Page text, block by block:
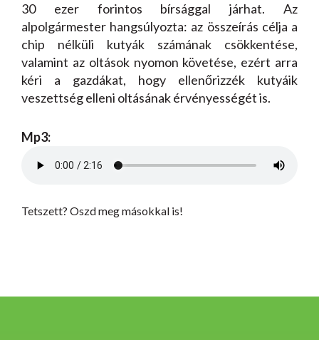
30 ezer forintos bírsággal járhat. Az
alpolgármester hangsúlyozta: az összeírás célja a
chip nélküli kutyák számának csökkentése,
valamint az oltások nyomon követése, ezért arra
kéri a gazdákat, hogy ellenőrizzék kutyáik
veszettség elleni oltásának érvényességét is.
Mp3:
Tetszett? Oszd meg másokkal is!